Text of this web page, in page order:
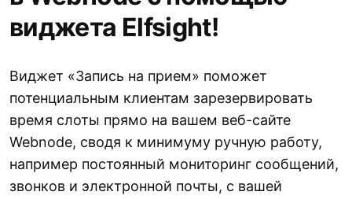
виджета Elfsight!
Виджет «Запись на прием» поможет
потенциальным клиентам зарезервировать
время слоты прямо на вашем веб-сайте
Webnode, сводя к минимуму ручную работу,
например постоянный мониторинг сообщений,
звонков и электронной почты, с вашей